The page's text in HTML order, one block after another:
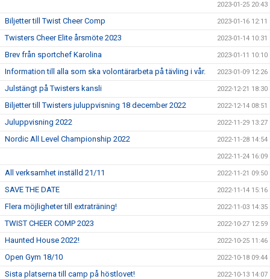
2023-01-25 20:43
Biljetter till Twist Cheer Comp 2023-01-16 12:11
Twisters Cheer Elite årsmöte 2023 2023-01-14 10:31
Brev från sportchef Karolina 2023-01-11 10:10
Information till alla som ska volontärarbeta på tävling i vår. 2023-01-09 12:26
Julstängt på Twisters kansli 2022-12-21 18:30
Biljetter till Twisters juluppvisning 18 december 2022 2022-12-14 08:51
Juluppvisning 2022 2022-11-29 13:27
Nordic All Level Championship 2022 2022-11-28 14:54
2022-11-24 16:09
All verksamhet inställd 21/11 2022-11-21 09:50
SAVE THE DATE 2022-11-14 15:16
Flera möjligheter till extraträning! 2022-11-03 14:35
TWIST CHEER COMP 2023 2022-10-27 12:59
Haunted House 2022! 2022-10-25 11:46
Open Gym 18/10 2022-10-18 09:44
Sista platserna till camp på höstlovet! 2022-10-13 14:07